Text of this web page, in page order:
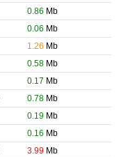
0.86 Mb
0.06 Mb
1.26 Mb
0.58Mb
0.17 Mb
0.78Mb
0.19Mb
0.16 Mb
3.99Mb